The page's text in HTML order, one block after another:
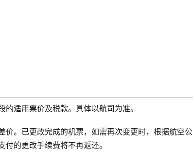
适用票价及税款。具体以航司为准。
价。已更改完成的机票，如需再次变更时，根据航空公
的更改手续费将不再返还。